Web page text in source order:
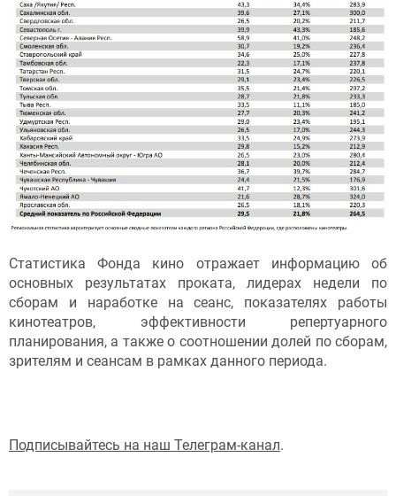
Статистика Фонда кино отражает информацию об
основных результатах проката, лидерах недели по
сборам и наработке на сеанс, показателях работы
кинотеатров, эффективности репертуарного
планирования, а также о соотношении долей по сборам,
зрителям и сеансам в рамках данного периода.
Подписывайтесь на наш Телеграм-канал.